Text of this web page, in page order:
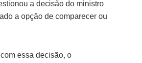
a decisão do ministro
a opção de comparecer ou
essa decisão, o